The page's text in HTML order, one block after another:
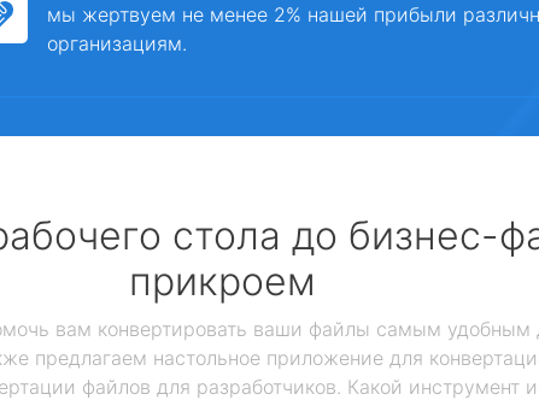
мы жертвуем не менее 2% нашей прибыли
организациям.
стола до бизнес-
прикроем
вам конвертировать ваши файлы самым
предлагаем настольное приложение для
файлов для разработчиков. Какой инструмент